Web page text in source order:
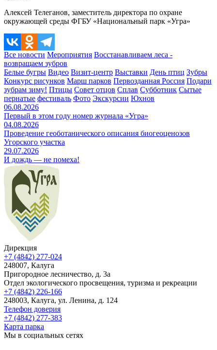
Алексей Телеганов, заместитель директора по охране
окружающей среды ФГБУ «Национальный парк «Угра»
Все новости Мероприятия Восстанавливаем леса -
возвращаем зубров
Белые бугры Видео Визит-центр Выставки День птиц Зубры
Конкурс рисунков Марш парков Первозданная Россия Подари
зубрам зиму! Птицы Совет отцов Сплав Субботник Сытые
пернатые фестиваль Фото Экскурсии Юхнов
06.08.2026
Первый в этом году номер журнала «Угра»
04.08.2026
Проведение геоботанического описания биогеоценозов
Угорского участка
29.07.2026
И дождь — не помеха!
Дирекция
+7 (4842) 277-024
248007, Калуга
Пригородное лесничество, д. 3а
Отдел экологического просвещения, туризма и рекреации
+7 (4842) 226-166
248003, Калуга, ул. Ленина, д. 124
Телефон доверия
+7 (4842) 277-383
Карта парка
Мы в социальных сетях